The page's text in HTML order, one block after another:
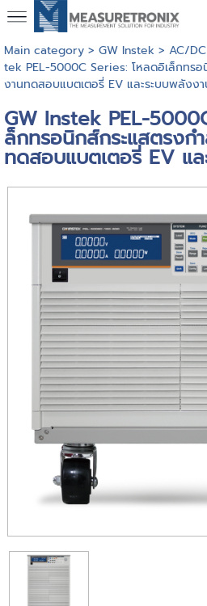
Main category> GW Instek > AC/
tek PEL-5000C Series: โหลดอิเล็กทร
งานทดสอบแบตเตอรี่ EV และระบบพลังง
GW Instek PEL-
ล็กทรอนิกส์กระแสตรงก
ทดสอบแบตเตอรี่ EV แ